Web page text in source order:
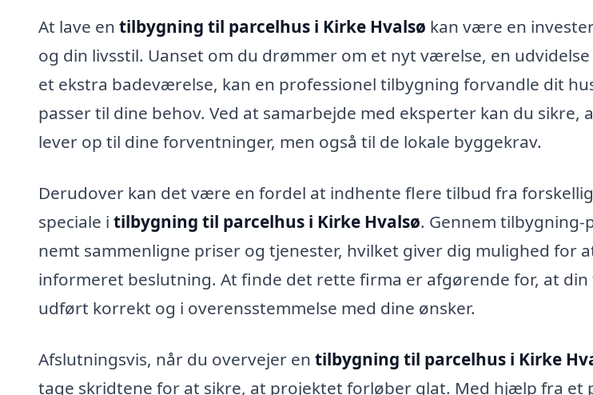
At lave en tilbygning til parcelhus i Kirke Hvalsø kan være en
og din livsstil. Uanset om du drømmer om et nyt værelse, en
et ekstra badeværelse, kan en professionel tilbygning forvandle dit
passer til dine behov. Ved at samarbejde med eksperter kan du sikre,
lever op til dine forventninger, men også til de lokale byggekrav.
Derudover kan det være en fordel at indhente flere tilbud fra
speciale i tilbygning til parcelhus i Kirke Hvalsø. Gennem tilbygning-
nemt sammenligne priser og tjenester, hvilket giver dig mulighed for
informeret beslutning. At finde det rette firma er afgørende for, at
udført korrekt og i overensstemmelse med dine ønsker.
Afslutningsvis, når du overvejer en tilbygning til parcelhus i Kirke
tage skridtene for at sikre, at projektet forløber glat. Med hjælp fra et